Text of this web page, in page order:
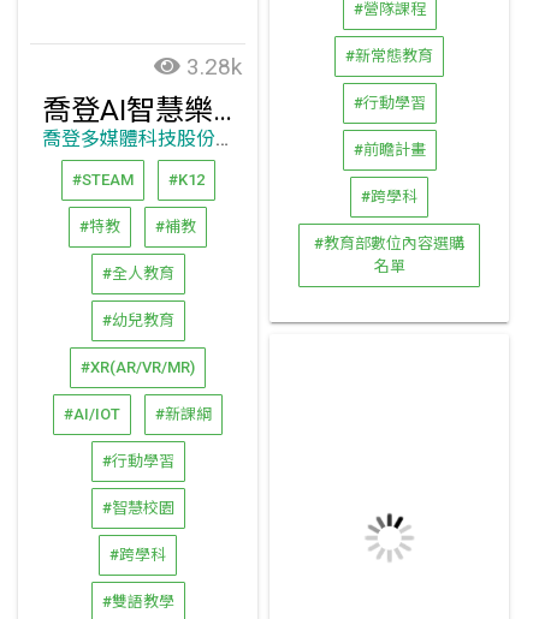
#營隊課程
#新常態教育
#行動學習
#前瞻計畫
#跨學科
#教育部數位內容選購
名單
3.28k
喬登AI智慧樂園
喬登多媒體科技股份有限公司
#STEAM #K12
#特教 #補教
#全人教育
#幼兒教育
#XR(AR/VR/MR)
#AI/IOT #新課綱
#行動學習
#智慧校園
#跨學科
#雙語教學